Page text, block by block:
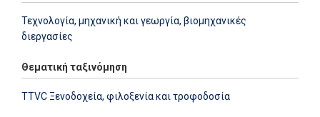
Τεχνολογία, μηχανική και γεωργία, βιομηχανικές
διεργασίες
Θεματική ταξινόμηση
TTVC Ξενοδοχεία, φιλοξενία και τροφοδοσία